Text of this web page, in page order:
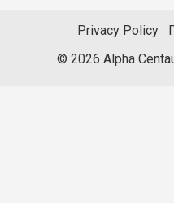
Privacy Policy
© 2026 Alpha